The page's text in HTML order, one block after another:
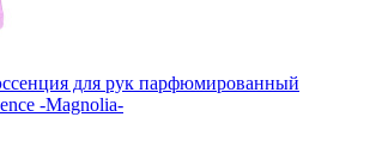
для рук парфюмированный
-Magnolia-